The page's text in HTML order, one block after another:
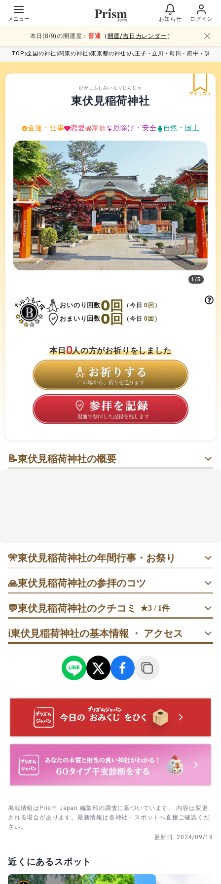
メニュー お知らせ ログイン
本日(8/9)の開運度：普通 （ 開運/吉日カレンダー ）
TOP 全国の神社 関東の神社 東京都の神社 八王子・立川・町田・府中・調布
マイリスト
ひがしふしみいなりじんじゃ
東伏見稲荷神社
金運・仕事 恋愛 家族 厄除け・安全 自然・国土
1/5
おいのり回数0回 （今日0回 ）
おまいり回数0回 （今日0回 ）
本日0人の方がお祈りをしました
📝東伏見稲荷神社の概要
りや絵馬も手に取りやすい雰囲気。春は桜の撮影も楽
しめるという声も。
🎌東伏見稲荷神社の年間行事・お祭り
・ 1月1〜3日 初詣｜開門直後の6:30〜9:00は比較的ゆった
り。元旦午前は最混雑、夕方以降や三が日明けの平日が狙
い目です。
直後は落ち着く傾向があり、列が途切れた時間に参拝する
とスムーズ。
・ 2月初午（2025年は2/6） 初午祭｜商売繁盛を願う伝統
の祭礼。開始直後の朝は比較的回りやすく、8:00〜9:30の
・ 3月21日 春季大祭｜春分の頃は参拝日和。早朝が歩きや
すく、桜の開花タイミングなら撮影も楽しめます。
催で混雑は控えめ、午前の時間帯が参拝しやすいです。
🙏東伏見稲荷神社の参拝のコツ
1. 開門直後（6:30頃）や9時前に到着し、本殿→お塚→授与
所の順で回ると混雑を避けやすいです。
2. 参道は一の鳥居→二の鳥居→楼門→手水→拝礼の流れ
3. ご祈願は当日受付可。社務所で申し込み→指定場所へ移
4. 全体の所要は約30分が目安。写真を撮る場合は先に本殿
を済ませ、荷物を軽くしてから巡ると快適です。
💬東伏見稲荷神社のクチコミ ★3 / 1件
ℹ️東伏見稲荷神社の基本情報 ・ アクセス
掲載情報はPrism Japan 編集部の調査に基づいています。 内容は変更
される場合があります。最新情報は各神社・スポットへ直接ご確認くだ
さい。
更新日: 2024/09/18
近くにあるスポット